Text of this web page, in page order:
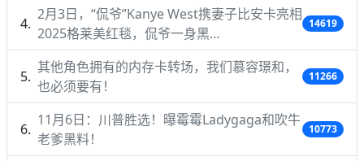
2月3日，“侃爷”Kanye West携妻子比安卡亮相
2025格莱美红毯，侃爷一身黑…
14619
其他角色拥有的内存卡转场，我们慕容璟和，
也必须要有！
11266
11月6日：川普胜选！曝霉霉Ladygaga和吹牛
老爹黑料！
10773